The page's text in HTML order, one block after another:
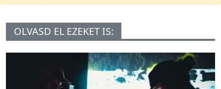
OLVASD EL EZEKET IS: